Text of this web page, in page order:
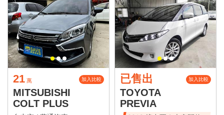
21 萬 加入比較
MITSUBISHI
COLT PLUS
已售出 加入比較
TOYOTA
PREVIA